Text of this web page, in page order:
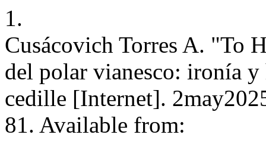
1.
Cusácovich Torres A. "To
del polar vianesco: ironía
cedille [Internet].
81. Available from: